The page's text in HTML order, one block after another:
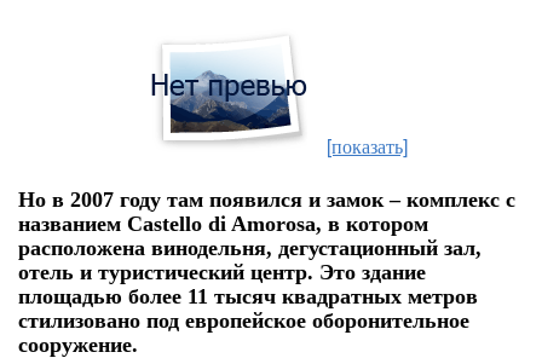
[показать]
Но в 2007 году там появился и замок – комплекс с
названием Castello di Amorosa, в котором
расположена винодельня, дегустационный зал,
отель и туристический центр. Это здание
площадью более 11 тысяч квадратных метров
стилизовано под европейское оборонительное
сооружение.